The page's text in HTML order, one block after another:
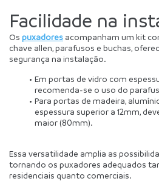
Facilidade na
Os puxadores acompanham um kit
chave allen, parafusos e buchas,
segurança na instalação.
Em portas de vidro com
recomenda-se o uso do
Para portas de madeira,
espessura superior a 12mm,
maior (80mm).
Essa versatilidade amplia as
tornando os puxadores adequados
residenciais quanto comerciais.